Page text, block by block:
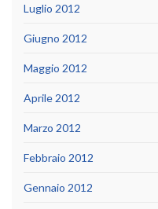
Luglio 2012
Giugno 2012
Maggio 2012
Aprile 2012
Marzo 2012
Febbraio 2012
Gennaio 2012